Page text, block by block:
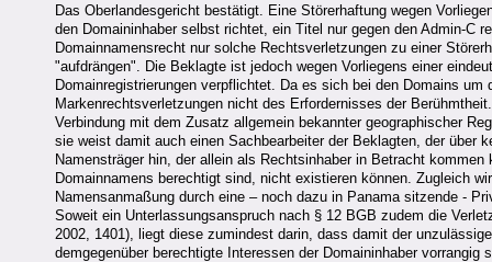
Das Oberlandesgericht bestätigt. Eine Störerhaftung wegen
den Domaininhaber selbst richtet, ein Titel nur gegen den Admin-
Domainnamensrecht nur solche Rechtsverletzungen zu einer
"aufdrängen". Die Beklagte ist jedoch wegen Vorliegens einer
Domainregistrierungen verpflichtet. Da es sich bei den Domains
Markenrechtsverletzungen nicht des Erfordernisses der
Verbindung mit dem Zusatz allgemein bekannter geographischer
sie weist damit auch einen Sachbearbeiter der Beklagten, der über
Namensträger hin, der allein als Rechtsinhaber in Betracht
Domainnamens berechtigt sind, nicht existieren können. Zugleich
Namensanmaßung durch eine – noch dazu in Panama sitzende -
Soweit ein Unterlassungsanspruch nach § 12 BGB zudem die
2002, 1401), liegt diese zumindest darin, dass damit der
demgegenüber berechtigte Interessen der Domaininhaber